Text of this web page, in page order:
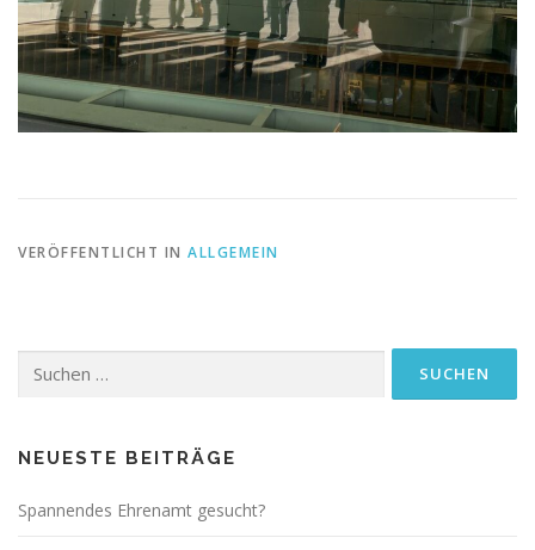
VERÖFFENTLICHT IN ALLGEMEIN
nach:
NEUESTE BEITRÄGE
Spannendes Ehrenamt gesucht?